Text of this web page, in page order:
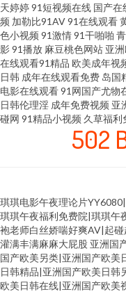
天婷婷91短视频在线 国产在
频 加勒比91AV91在线观看
色小视频 91激情91干啪啪
影91播放 麻豆桃色网站 亚
在线观看91精品 欧美成年视
日韩 成年在线观看免费 岛国
电影在线观看91网国产尤物
日韩伦理淫 成年免费视频 亚
碰网 91精品小视频 久草福利
502
琪琪电影午夜理论片
琪琪午夜福利免费院|琪琪午
袍老师白丝娇喘好爽AV|起
灌满丰满麻麻大屁股 亚洲国
国产欧美另类|亚洲国产欧美
日韩精品|亚洲国产欧美日
欧美日韩在线|亚洲国产欧美